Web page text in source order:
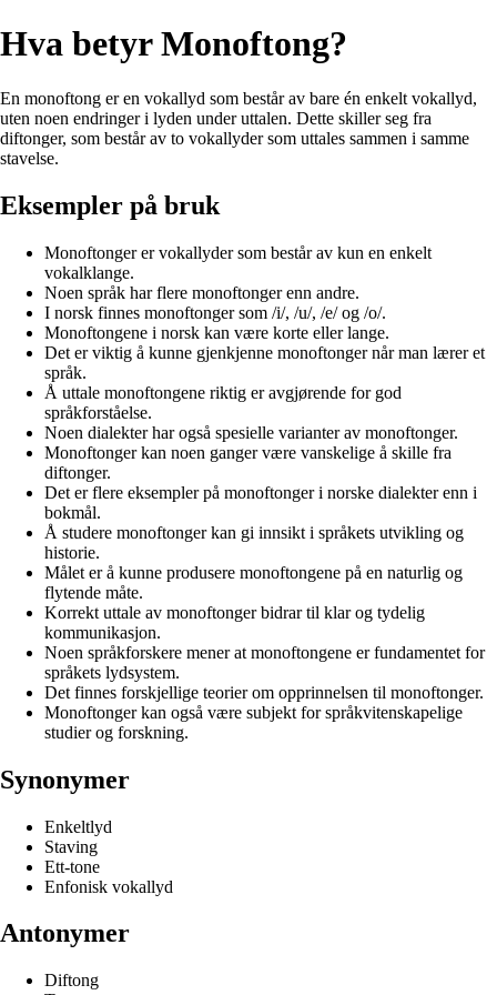
Hva betyr Monoftong?
En monoftong er en vokallyd som består av bare én enkelt vokallyd,
uten noen endringer i lyden under uttalen. Dette skiller seg fra
diftonger, som består av to vokallyder som uttales sammen i samme
stavelse.
Eksempler på bruk
Monoftonger er vokallyder som består av kun en enkelt
vokalklange.
Noen språk har flere monoftonger enn andre.
I norsk finnes monoftonger som /i/, /u/, /e/ og /o/.
Monoftongene i norsk kan være korte eller lange.
Det er viktig å kunne gjenkjenne monoftonger når man lærer et
språk.
Å uttale monoftongene riktig er avgjørende for god
språkforståelse.
Noen dialekter har også spesielle varianter av monoftonger.
Monoftonger kan noen ganger være vanskelige å skille fra
diftonger.
Det er flere eksempler på monoftonger i norske dialekter enn i
bokmål.
Å studere monoftonger kan gi innsikt i språkets utvikling og
historie.
Målet er å kunne produsere monoftongene på en naturlig og
flytende måte.
Korrekt uttale av monoftonger bidrar til klar og tydelig
kommunikasjon.
Noen språkforskere mener at monoftongene er fundamentet for
språkets lydsystem.
Det finnes forskjellige teorier om opprinnelsen til monoftonger.
Monoftonger kan også være subjekt for språkvitenskapelige
studier og forskning.
Synonymer
Enkeltlyd
Staving
Ett-tone
Enfonisk vokallyd
Antonymer
Diftong